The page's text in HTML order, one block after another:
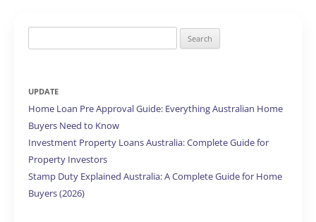
for:
UPDATE
Home Loan Pre Approval Guide: Everything Australian Home
Buyers Need to Know
Investment Property Loans Australia: Complete Guide for
Property Investors
Stamp Duty Explained Australia: A Complete Guide for Home
Buyers (2026)